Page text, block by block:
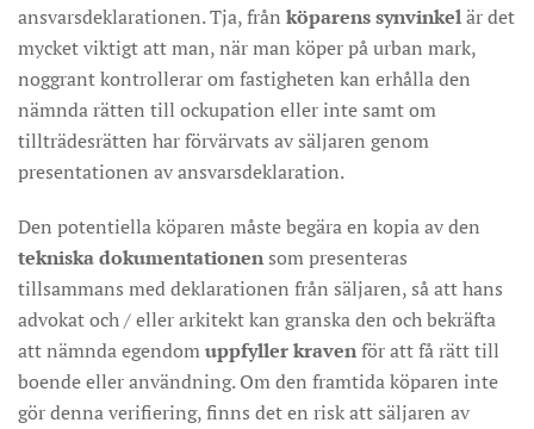
ansvarsdeklarationen. Tja, från köparens synvinkelär det
mycket viktigt att man, när man köper på urban mark,
noggrant kontrollerar om fastigheten kan erhålla den
nämnda rätten till ockupation eller inte samt om
tillträdesrätten har förvärvats av säljaren genom
presentationen av ansvarsdeklaration.
Den potentiella köparen måste begära en kopia av den
tekniska dokumentationen som presenteras
tillsammans med deklarationen från säljaren, så att hans
advokat och / eller arkitekt kan granska den och bekräfta
att nämnda egendomuppfyller kravenför att få rätt till
boende eller användning. Om den framtida köparen inte
gör denna verifiering, finns det en risk att säljaren av